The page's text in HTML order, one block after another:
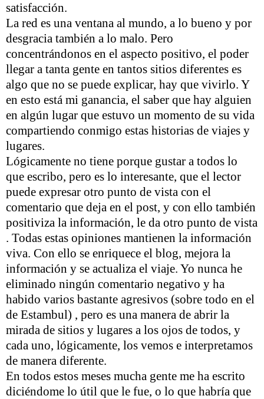
satisfacción.
La red es una ventana al mundo, a lo bueno y por
desgracia también a lo malo. Pero
concentrándonos en el aspecto positivo, el poder
llegar a tanta gente en tantos sitios diferentes es
algo que no se puede explicar, hay que vivirlo. Y
en esto está mi ganancia, el saber que hay alguien
en algún lugar que estuvo un momento de su vida
compartiendo conmigo estas historias de viajes y
lugares.
Lógicamente no tiene porque gustar a todos lo
que escribo, pero es lo interesante, que el lector
puede expresar otro punto de vista con el
comentario que deja en el post, y con ello también
positiviza la información, le da otro punto de vista
. Todas estas opiniones mantienen la información
viva. Con ello se enriquece el blog, mejora la
información y se actualiza el viaje. Yo nunca he
eliminado ningún comentario negativo y ha
habido varios bastante agresivos (sobre todo en el
de Estambul) , pero es una manera de abrir la
mirada de sitios y lugares a los ojos de todos, y
cada uno, lógicamente, los vemos e interpretamos
de manera diferente.
En todos estos meses mucha gente me ha escrito
diciéndome lo útil que le fue, o lo que habría que